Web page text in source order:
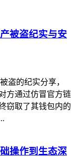
被盗纪实与安
盗的纪实分享，
方通过仿冒官方链
窃取了其钱包内的
操作到生态深